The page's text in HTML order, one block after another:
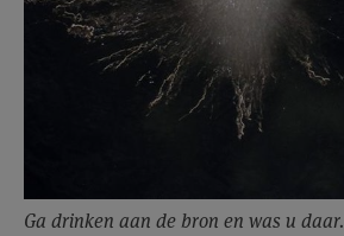
Ga drinken aan de bron en was u daar.